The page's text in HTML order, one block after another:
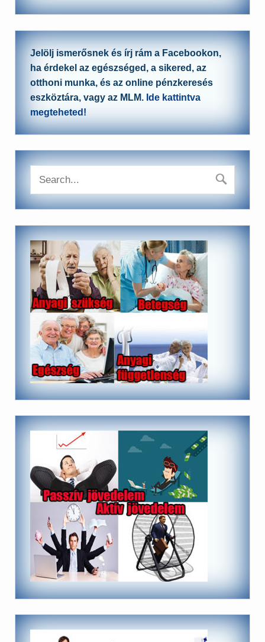
Jelölj ismerősnek és írj rám a Facebookon,
ha érdekel az egészséged, a sikered, az
otthoni munka, és az online pénzkeresés
eszköztára, vagy az MLM. Ide kattintva
megteheted!